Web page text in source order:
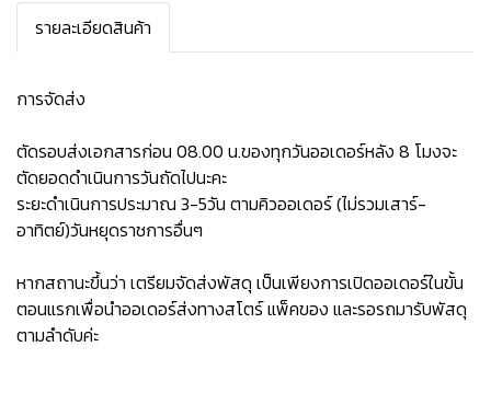
รายละเอียดสินค้า
การจัดส่ง
ตัดรอบส่งเอกสารก่อน 08.00 น.ของทุกวันออเดอร์หลัง 8 โมงจะ
ตัดยอดดำเนินการวันถัดไปนะคะ
ระยะดำเนินการประมาณ 3-5วัน ตามคิวออเดอร์ (ไม่รวมเสาร์-
อาทิตย์)วันหยุดราชการอื่นๆ
หากสถานะขึ้นว่า เตรียมจัดส่งพัสดุ เป็นเพียงการเปิดออเดอร์ในขั้น
ตอนแรกเพื่อนำออเดอร์ส่งทางสโตร์ แพ็คของ และรอรถมารับพัสดุ
ตามลำดับค่ะ